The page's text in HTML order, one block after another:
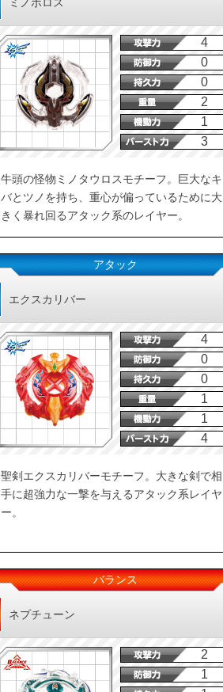
4
0
0
2
1
3
牛頭の怪物ミノタウロスモチーフ。巨大なキ
バとツノを持ち、重心が偏っているために大
きく暴れ回るアタック系のレイヤー。
アタック
エクスカリバー
4
0
0
1
1
4
聖剣エクスカリバーモチーフ。大きな剣で相
手に超強力な一撃を与えるアタック系レイヤ
ー。
バランス
ネプチューン
2
1